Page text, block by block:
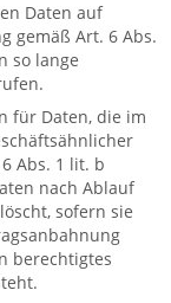
Daten auf
gemäß Art. 6 Abs.
so lange
für Daten, die im
Abs. 1 lit. b
nach Ablauf
sofern sie
berechtigtes